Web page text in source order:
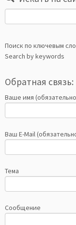
Поиск по ключевым
Search by keywords
Обратная связь:
Ваше имя
Ваш E-Mail
Тема
Сообщение